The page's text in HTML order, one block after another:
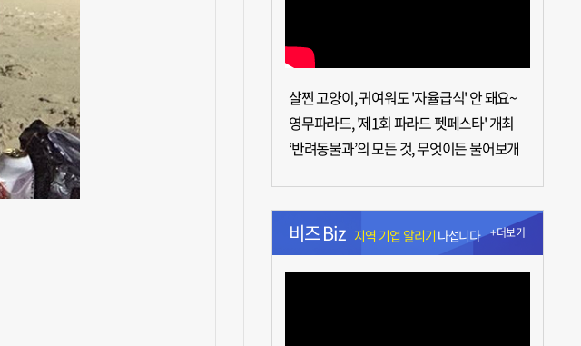
살찐 고양이, 귀여워도 '자율급식' 안 돼요~
영무파라드, '제1회 파라드 펫페스타' 개최
‘반려동물과’의 모든 것, 무엇이든 물어보개
비즈 Biz 지역 기업 알리기 나섭니다 +더보기